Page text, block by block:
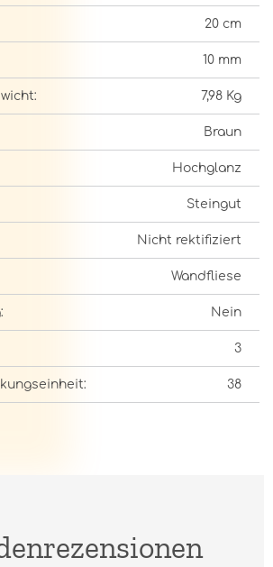
20 cm
10 mm
7,98 Kg
Braun
Hochglanz
Steingut
Nicht rektifiziert
Wandfliese
Nein
3
38